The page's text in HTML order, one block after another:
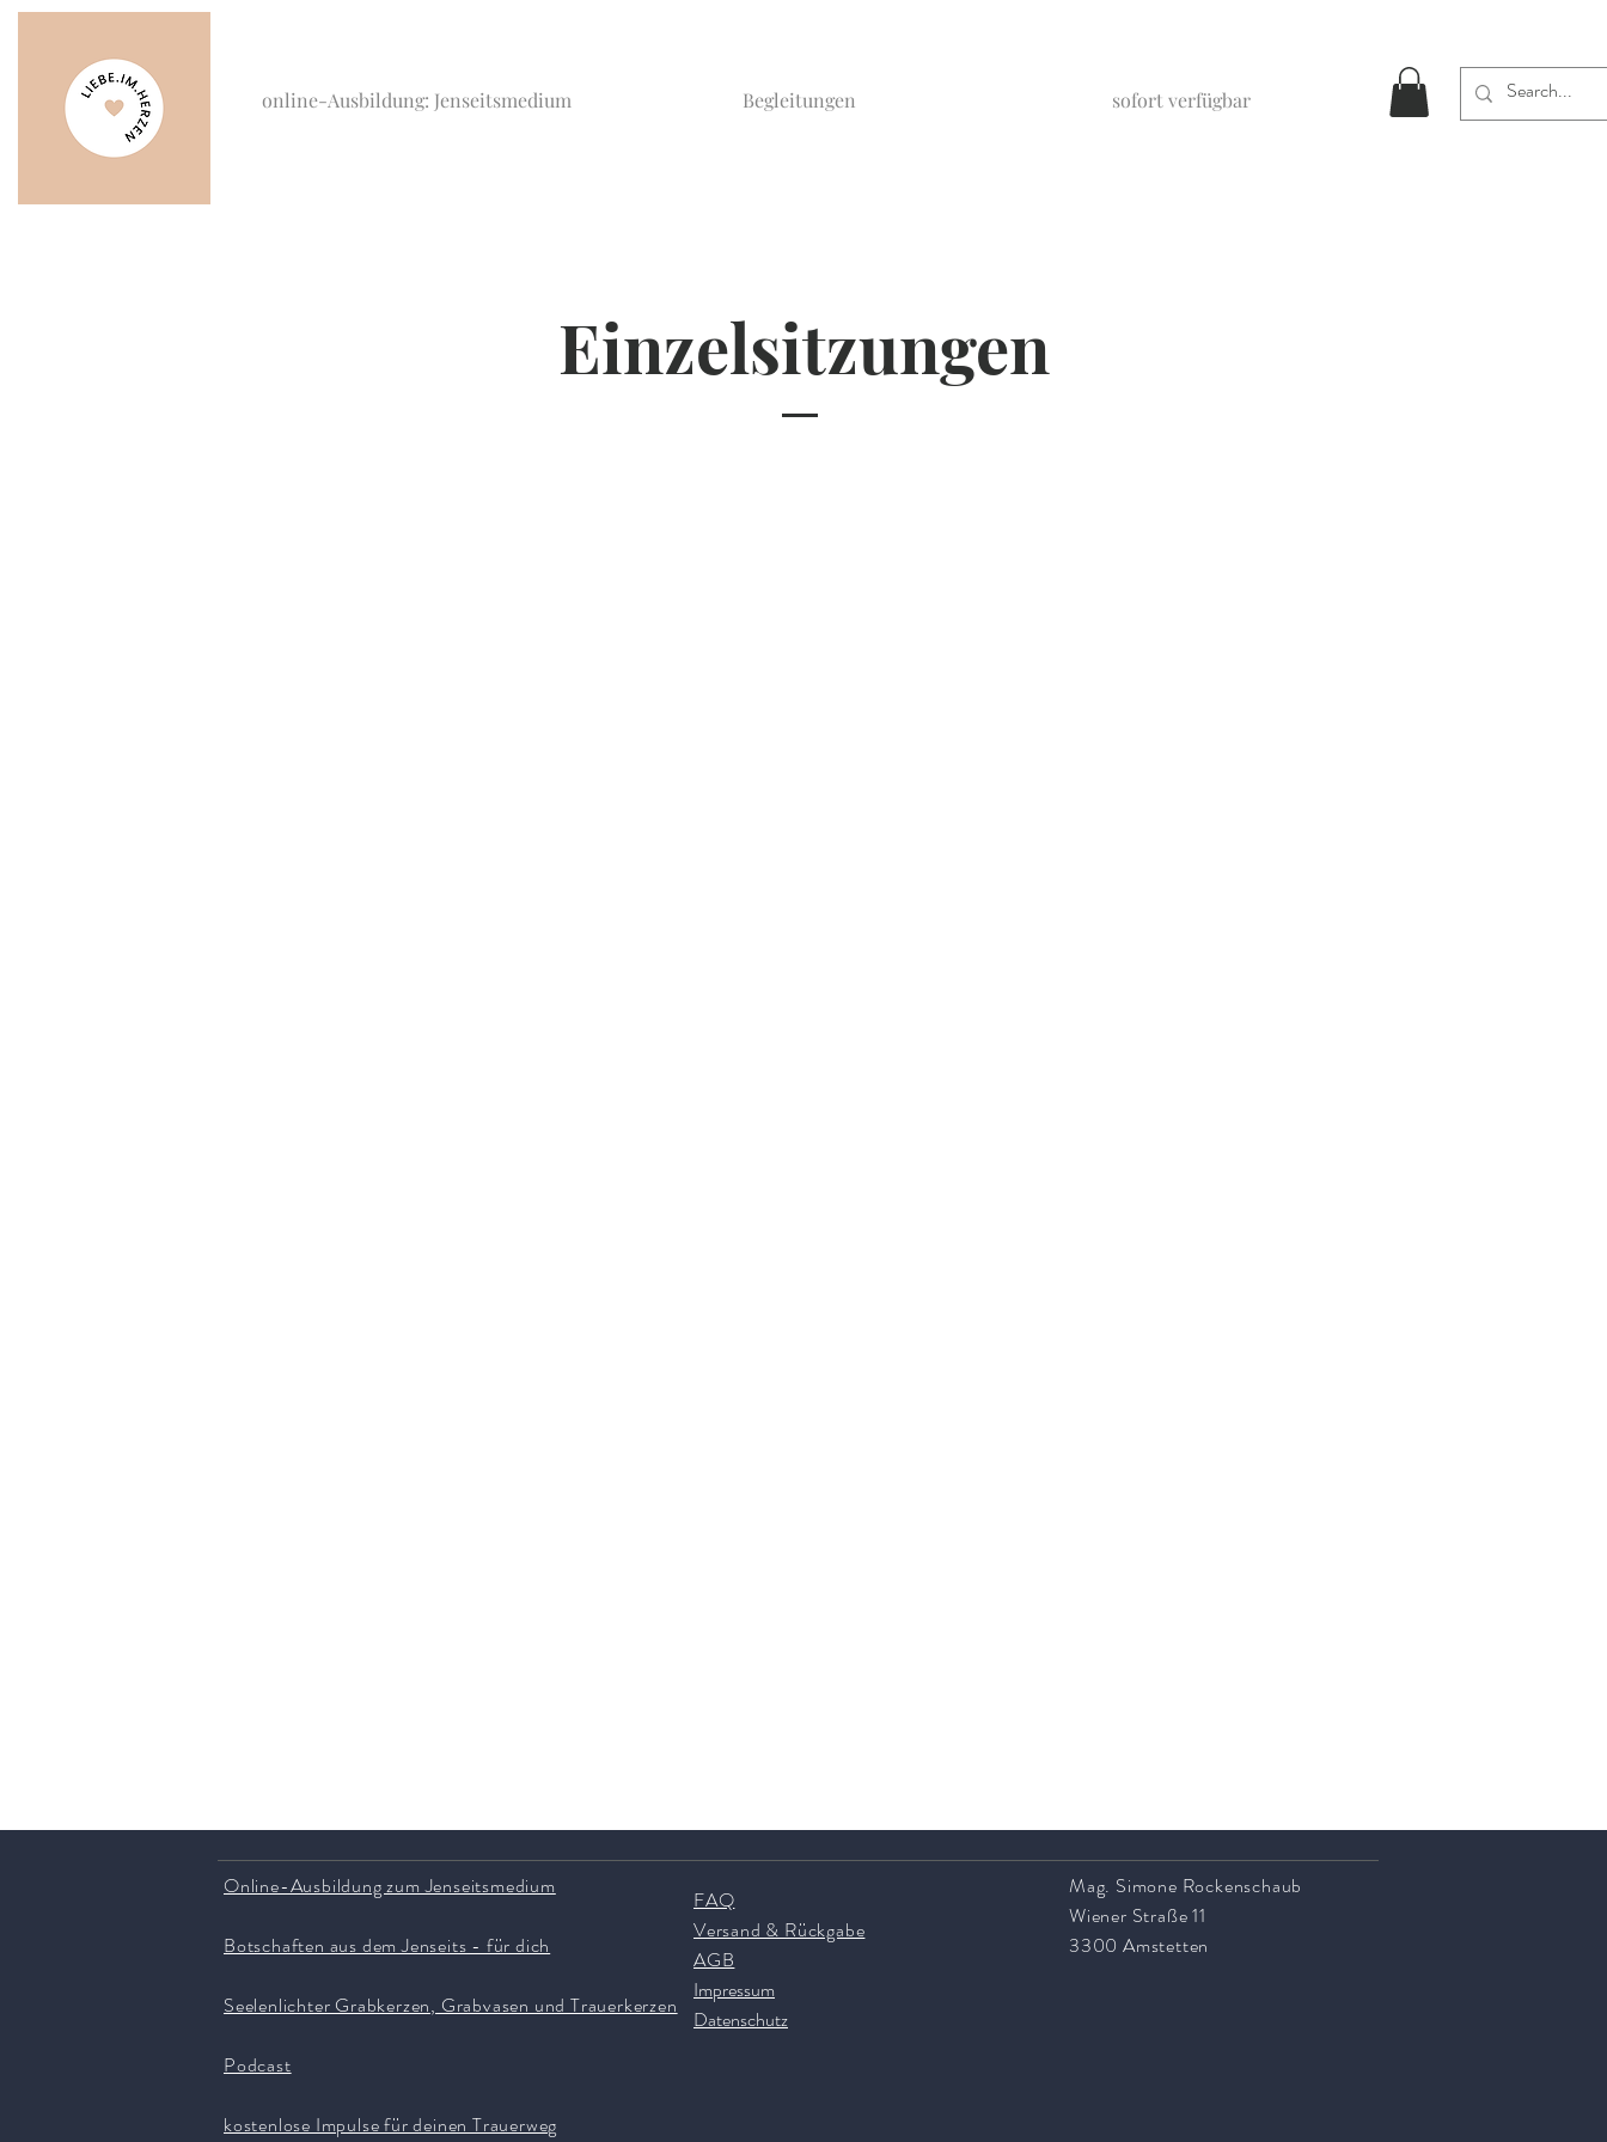
online-Ausbildung: Jenseitsmedium Begleitungen sofort verfügbar
Einzelsitzungen
Online-Ausbildung zum Jenseitsmedium
Botschaften aus dem Jenseits - für dich
Seelenlichter Grabkerzen, Grabvasen und Trauerkerzen
Podcast
kostenlose Impulse für deinen Trauerweg
FAQ
Versand & Rückgabe
AGB
Impressum
Datenschutz
Mag. Simone Rockenschaub
Wiener Straße 11
3300 Amstetten